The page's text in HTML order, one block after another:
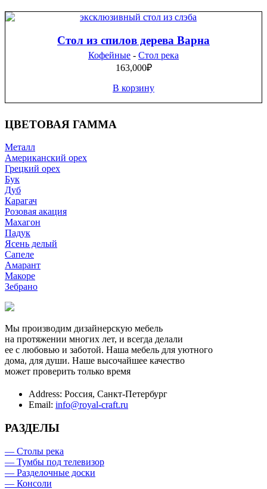
Стол из спилов дерева Варна
Кофейные - Стол река
163,000₽
В корзину
ЦВЕТОВАЯ ГАММА
Металл
Американский орех
Грецкий орех
Бук
Дуб
Карагач
Розовая акация
Махагон
Падук
Ясень делый
Сапеле
Амарант
Макоре
Зебрано
Мы производим дизайнерскую мебель
на протяжении многих лет, и всегда делали
ее с любовью и заботой. Наша мебель для уютного
дома, для души. Наше высочайшее качество
может проверить только время
Address: Россия, Санкт-Петербург
Email: info@royal-craft.ru
РАЗДЕЛЫ
— Столы река
— Тумбы под телевизор
— Разделочные доски
— Консоли